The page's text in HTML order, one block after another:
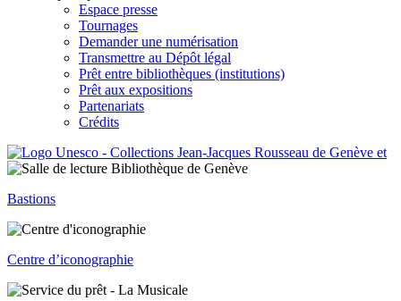
Espace presse
Tournages
Demander une numérisation
Transmettre au Dépôt légal
Prêt entre bibliothèques (institutions)
Prêt aux expositions
Partenariats
Crédits
Bastions
Centre d’iconographie